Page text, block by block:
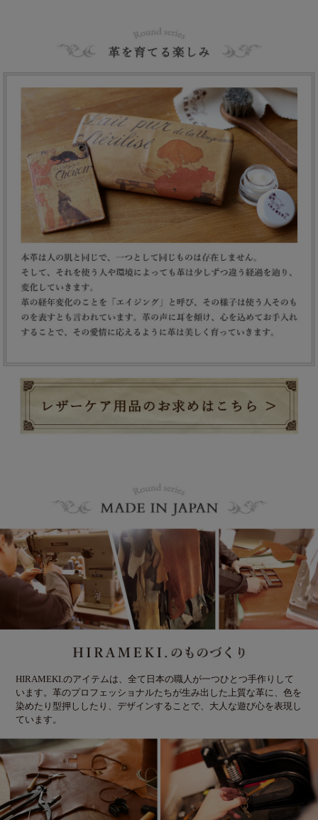
HIRAMEKI.のアイテムは、全て日本の職人が一つひとつ手作りして
います。革のプロフェッショナルたちが生み出した上質な革に、色を
染めたり型押ししたり、デザインすることで、大人な遊び心を表現し
ています。